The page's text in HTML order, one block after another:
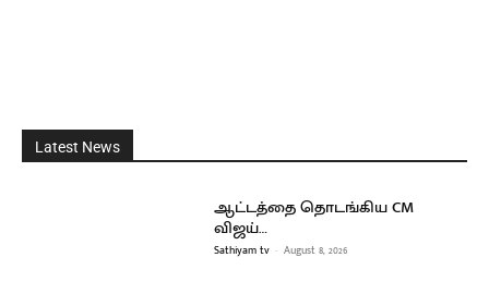
Latest News
ஆட்டத்தை தொடங்கிய CM
விஜய்…
Sathiyam tv - August 8, 2026